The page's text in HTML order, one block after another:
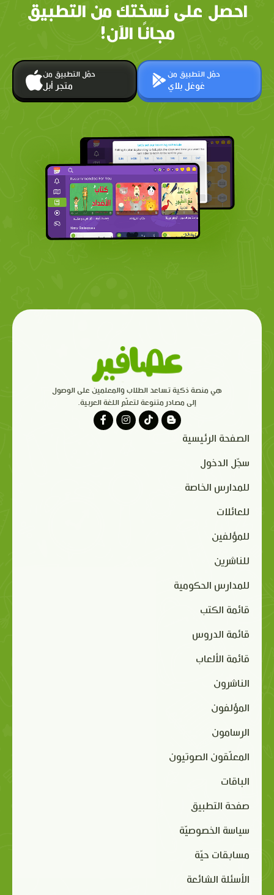
احصل على نسختك من التطبيق
مجانًا الآن!
حمّل التطبيق من
متجر أبل
حمّل التطبيق من
غوغل بلاي
هي منصة ذكية تساعد الطلاب والمعلمين على الوصول
إلى مصادر متنوعة لتعلّم اللغة العربية.
الصفحة الرئيسية
سجّل الدخول
للمدارس الخاصة
للعائلات
للمؤلفين
للناشرين
للمدارس الحكومية
قائمة الكتب
قائمة الدروس
قائمة الألعاب
الناشرون
المؤلفون
الرسامون
المعلّقون الصوتيون
الباقات
صفحة التطبيق
سياسة الخصوصيّة
مسابقات حيّة
الأسئلة الشائعة